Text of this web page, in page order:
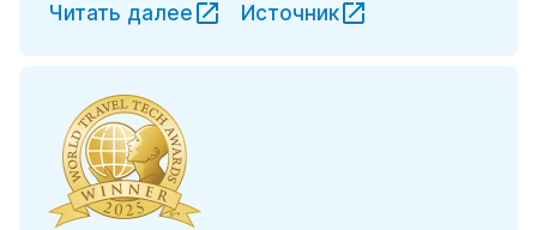
Читать далее
Источник